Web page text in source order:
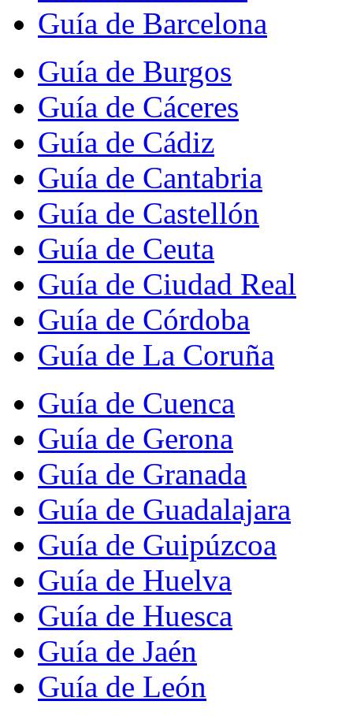
Guía de Barcelona
Guía de Burgos
Guía de Cáceres
Guía de Cádiz
Guía de Cantabria
Guía de Castellón
Guía de Ceuta
Guía de Ciudad Real
Guía de Córdoba
Guía de La Coruña
Guía de Cuenca
Guía de Gerona
Guía de Granada
Guía de Guadalajara
Guía de Guipúzcoa
Guía de Huelva
Guía de Huesca
Guía de Jaén
Guía de León